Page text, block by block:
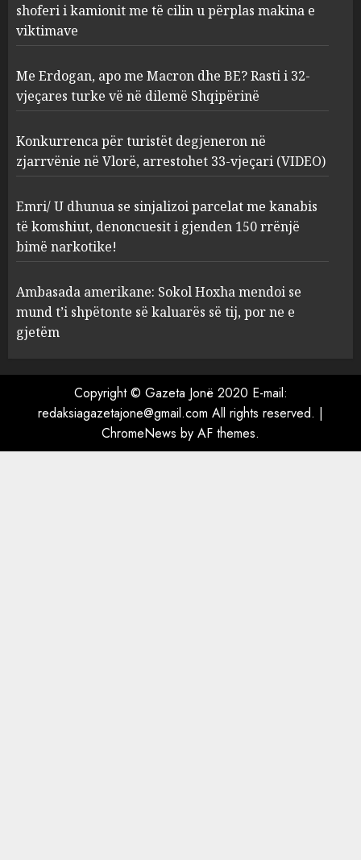
shoferi i kamionit me të cilin u përplas makina e
viktimave
Me Erdogan, apo me Macron dhe BE? Rasti i 32-
vjeçares turke vë në dilemë Shqipërinë
Konkurrenca për turistët degjeneron në
zjarrvënie në Vlorë, arrestohet 33-vjeçari (VIDEO)
Emri/ U dhunua se sinjalizoi parcelat me kanabis
të komshiut, denoncuesit i gjenden 150 rrënjë
bimë narkotike!
Ambasada amerikane: Sokol Hoxha mendoi se
mund t’i shpëtonte së kaluarës së tij, por ne e
gjetëm
Copyright © Gazeta Jonë 2020 E-mail:
redaksiagazetajone@gmail.com All rights reserved. |
ChromeNews by AF themes.